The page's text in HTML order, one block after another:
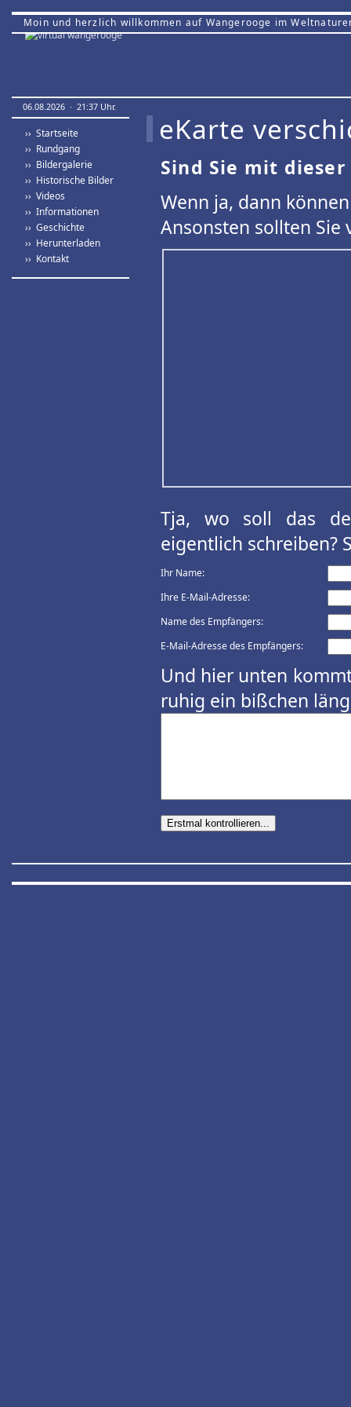
Moin und herzlich willkommen auf Wangerooge im
06.08.2026 · 21:37 Uhr.
›› Startseite
›› Rundgang
›› Bildergalerie
›› Historische Bilder
›› Videos
›› Informationen
›› Geschichte
›› Herunterladen
›› Kontakt
eKarte
Sind Sie mit
Wenn ja, dann
Ansonsten sollten
Tja, wo soll das
eigentlich schreiben?
Ihr Name:
Ihre E-Mail-Adresse:
Name des Empfängers:
E-Mail-Adresse des Empfängers:
Und hier unten
ruhig ein bißchen